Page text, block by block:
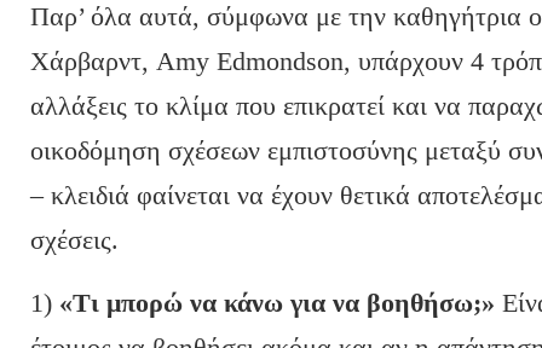
Παρ’ όλα αυτά, σύμφωνα με την καθηγήτρια
Χάρβαρντ, Amy Edmondson, υπάρχουν 4
αλλάξεις το κλίμα που επικρατεί και να
οικοδόμηση σχέσεων εμπιστοσύνης μεταξύ
– κλειδιά φαίνεται να έχουν θετικά
σχέσεις.
1) «Τι μπορώ να κάνω για να βοηθήσω;»